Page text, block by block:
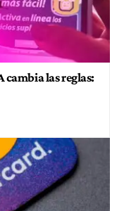
cambia las reglas: